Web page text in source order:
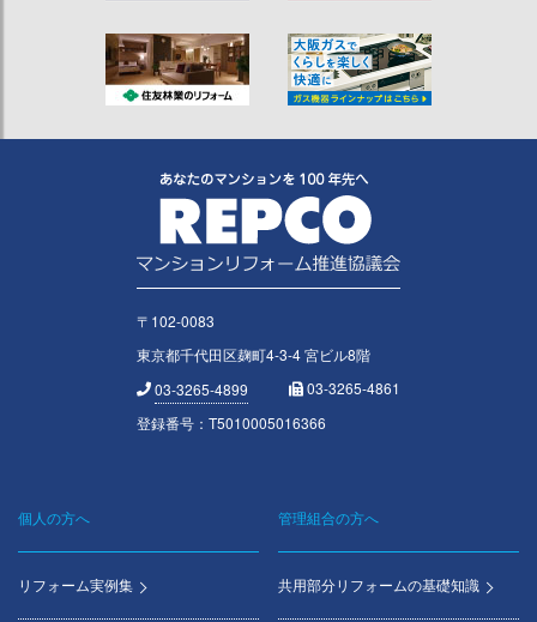
〒102-0083
東京都千代田区麹町4-3-4 宮ビル8階
03-3265-4899
03-3265-4861
登録番号：T5010005016366
Footer
menu
個人の方へ
リフォーム実例集
管理組合の方へ
共用部分リフォームの基礎知識